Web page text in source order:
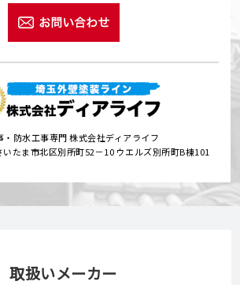
・防水工事専門 株式会社ディアライフ
たま市北区別所町52－10 ウエルズ別所町B棟101
取扱いメーカー